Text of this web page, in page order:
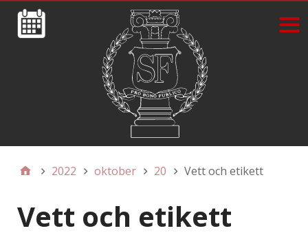
2022 oktober 20 Vett och etikett
Vett och etikett